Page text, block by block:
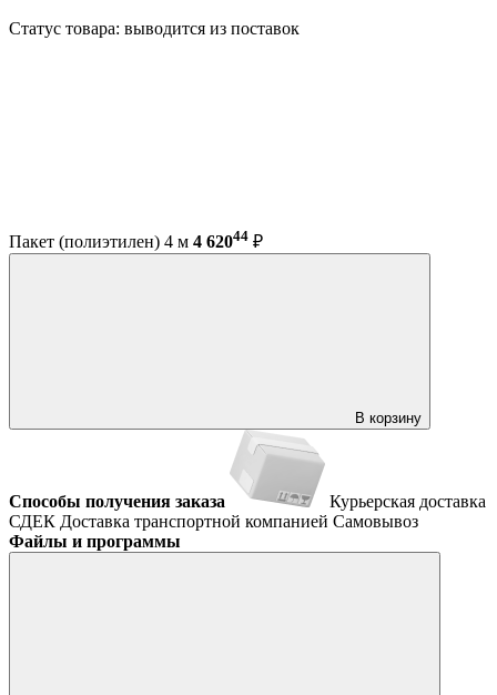
Статус товара: выводится из поставок
Пакет (полиэтилен) 4 м 4 62044 ₽
В корзину
Способы получения заказа
Курьерская доставка
СДЕК Доставка транспортной компанией Самовывоз
Файлы и программы